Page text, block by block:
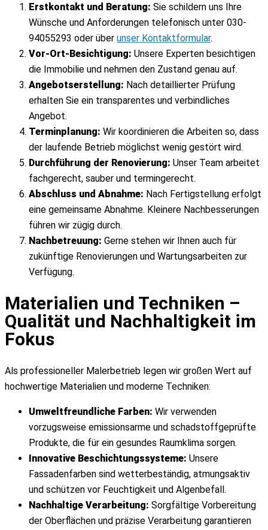
Erstkontakt und Beratung: Sie schildern uns Ihre
Wünsche und Anforderungen telefonisch unter 030-
94055293 oder über unser Kontaktformular.
Vor-Ort-Besichtigung: Unsere Experten besichtigen
die Immobilie und nehmen den Zustand genau auf.
Angebotserstellung: Nach detaillierter Prüfung
erhalten Sie ein transparentes und verbindliches
Angebot.
Terminplanung: Wir koordinieren die Arbeiten so, dass
der laufende Betrieb möglichst wenig gestört wird.
Durchführung der Renovierung: Unser Team arbeitet
fachgerecht, sauber und termingerecht.
Abschluss und Abnahme: Nach Fertigstellung erfolgt
eine gemeinsame Abnahme. Kleinere Nachbesserungen
führen wir zügig durch.
Nachbetreuung: Gerne stehen wir Ihnen auch für
zukünftige Renovierungen und Wartungsarbeiten zur
Verfügung.
Materialien und Techniken –
Qualität und Nachhaltigkeit im
Fokus
Als professioneller Malerbetrieb legen wir großen Wert auf
hochwertige Materialien und moderne Techniken:
Umweltfreundliche Farben: Wir verwenden
vorzugsweise emissionsarme und schadstoffgeprüfte
Produkte, die für ein gesundes Raumklima sorgen.
Innovative Beschichtungssysteme: Unsere
Fassadenfarben sind wetterbeständig, atmungsaktiv
und schützen vor Feuchtigkeit und Algenbefall.
Nachhaltige Verarbeitung: Sorgfältige Vorbereitung
der Oberflächen und präzise Verarbeitung garantieren